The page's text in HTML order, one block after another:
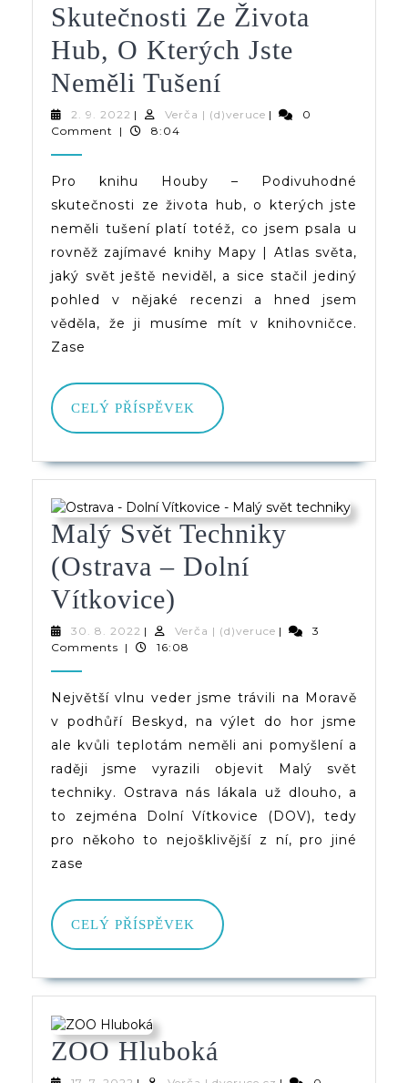
Skutečnosti Ze Života
Hub, O Kterých Jste
Neměli Tušení
–
Skutečnosti
Ze
Života
Hub,
O
Neměli
2. 9. 2022 2.
9.
| Verča | (d)veruceVerča
|
0
Comment
| 8:04
Pro knihu Houby – Podivuhodné
skutečnosti ze života hub, o kterých jste
neměli tušení platí totéž, co jsem psala u
rovněž zajímavé knihy Mapy | Atlas světa,
jaký svět ještě neviděl, a sice stačil jediný
pohled v nějaké recenzi a hned jsem
věděla, že ji musíme mít v knihovničce.
Zase
CELÝ PŘÍSPĚVEK
CELÝ
PŘÍSPĚVEK
Malý Svět Techniky
(Ostrava – Dolní
Vítkovice)
Svět
(Ostrava
–
Dolní
Vítkovice)
30. 8. 2022 30.
8.
| Verča | (d)veruceVerča
|
3
Comments | 16:08
Největší vlnu veder jsme trávili na Moravě
v podhůří Beskyd, na výlet do hor jsme
ale kvůli teplotám neměli ani pomyšlení a
raději jsme vyrazili objevit Malý svět
techniky. Ostrava nás lákala už dlouho, a
to zejména Dolní Vítkovice (DOV), tedy
pro někoho to nejošklivější z ní, pro jiné
zase
CELÝ PŘÍSPĚVEK
CELÝ
PŘÍSPĚVEK
ZOO Hluboká